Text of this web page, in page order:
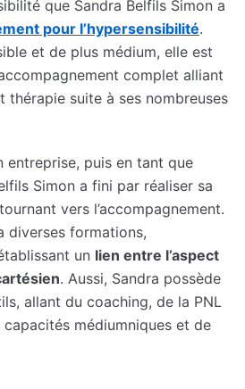
que Sandra Belfils Simon a
pour l’hypersensibilité.
et de plus médium, elle est
complet alliant
thérapie suite à ses nombreuses
entreprise, puis en tant que
Simon a fini par réaliser sa
vers l’accompagnement.
diverses formations,
un lien entre l’aspect
. Aussi, Sandra possède
allant du coaching, de la PNL
capacités médiumniques et de